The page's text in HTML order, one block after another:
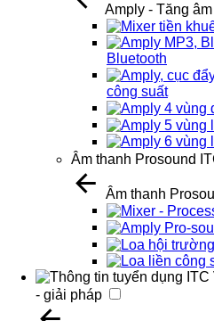
Amply - Tăng
Bluetooth
công suất
Âm thanh Prosound
Âm thanh
- giải pháp